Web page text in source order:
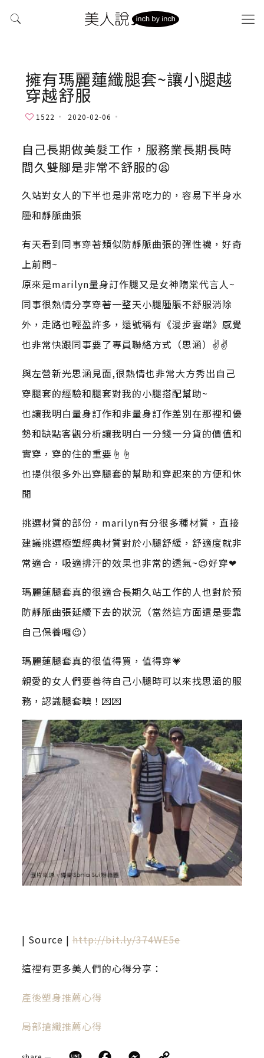
擁有瑪麗蓮纖腿套~讓小腿越
穿越舒服
1522 2020-02-06
自己長期做美髮工作，服務業長期長時
間久雙腳是非常不舒服的😫
久站對女人的下半也是非常吃力的，容易下半身水
腫和靜脈曲張
有天看到同事穿著類似防靜脈曲張的彈性襪，好奇
上前問~
原來是marilyn量身訂作腿又是女神隋棠代言人~
同事很熱情分享穿著一整天小腿腫脹不舒服消除
外，走路也輕盈許多，還號稱有《漫步雲端》感覺
也非常快跟同事要了專員聯絡方式（思涵）✌✌
與左營新光思涵見面,很熱情也非常大方秀出自己
穿腿套的經驗和腿套對我的小腿搭配幫助~
也讓我明白量身訂作和非量身訂作差別在那裡和優
勢和缺點客觀分析讓我明白一分錢一分貨的價值和
實穿，穿的住的重要☝️☝️
也提供很多外出穿腿套的幫助和穿起來的方便和休
閒
挑選材質的部份，marilyn有分很多種材質，直接
建議挑選極塑經典材質對於小腿舒緩，舒適度就非
常適合，吸適排汗的效果也非常的透氣~😍好穿❤
瑪麗蓮腿套真的很適合長期久站工作的人也對於預
防靜脈曲張延續下去的狀況（當然這方面還是要靠
自己保養囉😉）
瑪麗蓮腿套真的很值得買，值得穿💗
親愛的女人們要善待自己小腿時可以來找思涵的服
務，認識腿套噢！💌💌
| Source | http://bit.ly/374WE5e
這裡有更多美人們的心得分享：
產後塑身推薦心得
局部搶纖推薦心得